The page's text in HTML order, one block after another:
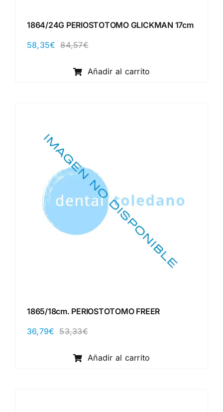
1864/24G PERIOSTOTOMO GLICKMAN 17cm
84,57€El
original
era:
58,35€
El
actual
es:
Añadir al carrito
1865/18cm. PERIOSTOTOMO FREER
53,33€El
original
era:
36,79€
El
actual
es:
Añadir al carrito